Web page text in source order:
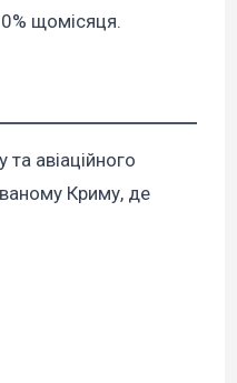
щомісяця.
авіаційного
Криму, де